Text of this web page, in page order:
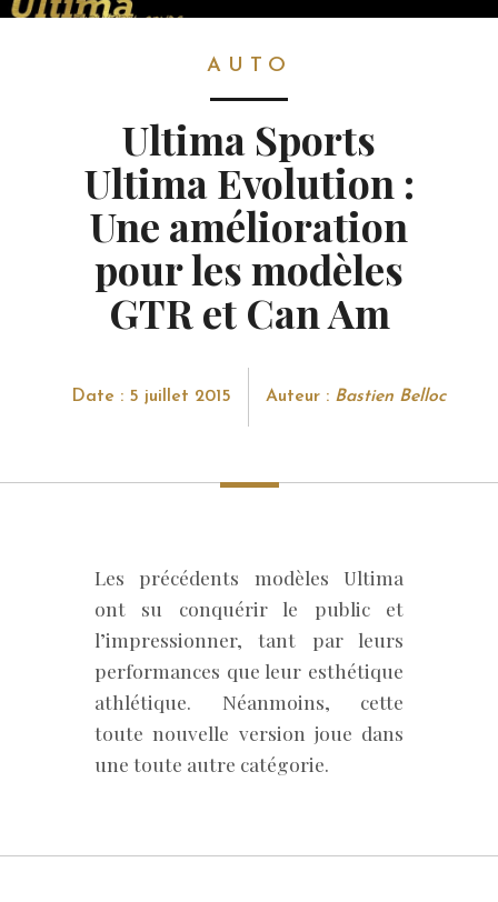
AUTO
Ultima Sports
Ultima Evolution :
Une amélioration
pour les modèles
GTR et Can Am
Date : 5 juillet 2015 Auteur : Bastien Belloc
Les précédents modèles Ultima
ont su conquérir le public et
l’impressionner, tant par leurs
performances que leur esthétique
athlétique. Néanmoins, cette
toute nouvelle version joue dans
une toute autre catégorie.